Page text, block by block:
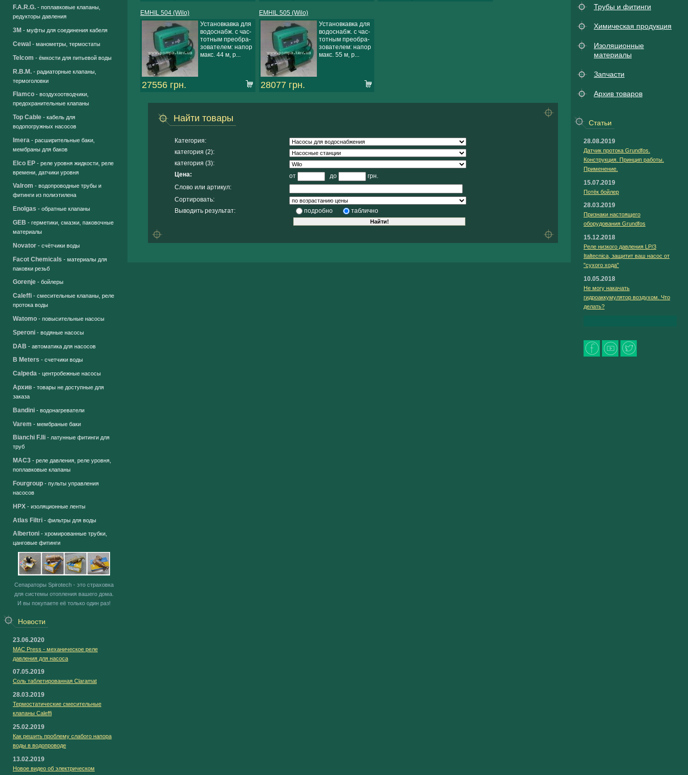
F.A.R.G. - поплавковые клапаны,
редукторы давления
3M - муфты для соединения кабеля
Cewal - манометры, термостаты
Telcom - ёмкости для питьевой воды
R.B.M. - радиаторные клапаны,
термоголовки
Flamco - воздухоотводчики,
предохранительные клапаны
Top Cable - кабель для
водопогружных насосов
Imera - расширительные баки,
мембраны для баков
Elco EP - реле уровня жидкости, реле
времени, датчики уровня
Valrom - водопроводные трубы и
фитинги из полиэтилена
Enolgas - обратные клапаны
GEB - герметики, смазки, паковочные
материалы
Novator - счётчики воды
Facot Chemicals - материалы для
паковки резьб
Gorenje - бойлеры
Caleffi - смесительные клапаны, реле
протока воды
Watomo - повысительные насосы
Speroni - водяные насосы
DAB - автоматика для насосов
B Meters - счетчики воды
Calpeda - центробежные насосы
Архив - товары не доступные для
заказа
Bandini - водонагреватели
Varem - мембраные баки
Bianchi F.lli - латунные фитинги для
труб
MAC3 - реле давления, реле уровня,
поплавковые клапаны
Fourgroup - пульты управления
насосов
HPX - изоляционные ленты
Atlas Filtri - фильтры для воды
Albertoni - хромированные трубки,
цанговые фитинги
Сепараторы Spirotech - это страховка
для системы отопления вашего дома.
И вы покупаете её только один раз!
Новости
23.06.2020
MAC Press - механическое реле
давления для насоса
07.05.2019
Соль таблетированная Claramat
28.03.2019
Термостатические смесительные
клапаны Caleffi
25.02.2019
Как решить проблему слабого напора
воды в водопроводе
13.02.2019
Новое видео об электрическом
Трубы и фитинги
Химическая продукция
Изоляционные
материалы
Запчасти
Архив товаров
Статьи
28.08.2019
Датчик протока Grundfos.
Конструкция. Принцип работы.
Применение.
15.07.2019
Потёк бойлер
28.03.2019
Признаки настоящего
оборудования Grundfos
15.12.2018
Реле низкого давления LP/3
Italtecnica, защитит ваш насос от
"сухого хода"
10.05.2018
Не могу накачать
гидроаккумулятор воздухом. Что
делать?
EMHIL 504 (Wilo)
Установкавка для
водоснабж. с час-
тотным преобра-
зователем: напор
макс. 44 м, р...
27556 грн.
EMHIL 505 (Wilo)
Установкавка для
водоснабж. с час-
тотным преобра-
зователем: напор
макс. 55 м, р...
28077 грн.
Найти товары
Категория:
категория (2):
категория (3):
Цена:
от до
грн.
Слово или артикул:
Сортировать:
Выводить результат:
подробно таблично